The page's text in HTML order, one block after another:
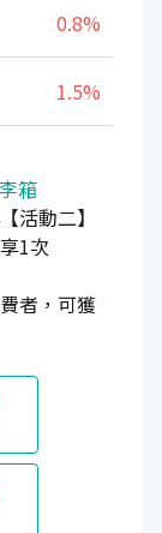
0.8%
1.5%
箱
活動二】
1次
者，可獲